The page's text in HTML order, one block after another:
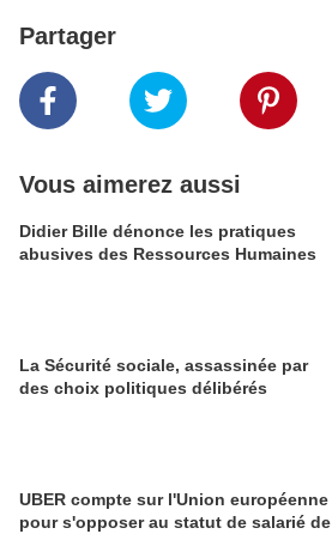
Partager
Vous aimerez aussi
Didier Bille dénonce les pratiques
abusives des Ressources Humaines
La Sécurité sociale, assassinée par
des choix politiques délibérés
UBER compte sur l'Union européenne
pour s'opposer au statut de salarié de